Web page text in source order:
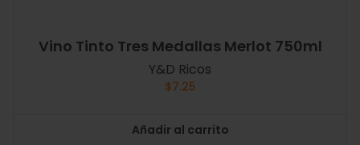
Vino Tinto Tres Medallas Merlot 750ml
Y&D Ricos
$7.25
Añadir al carrito